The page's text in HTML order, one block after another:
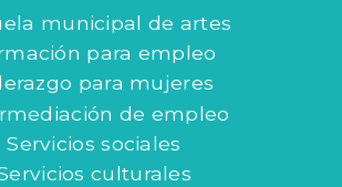
municipal de artes
para empleo
para mujeres
de empleo
Servicios sociales
culturales